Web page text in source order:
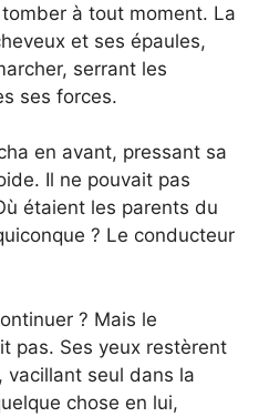
à tout moment. La
et ses épaules,
serrant les
ses forces.
en avant, pressant sa
Il ne pouvait pas
étaient les parents du
? Le conducteur
? Mais le
pas. Ses yeux restèrent
vacillant seul dans la
chose en lui,